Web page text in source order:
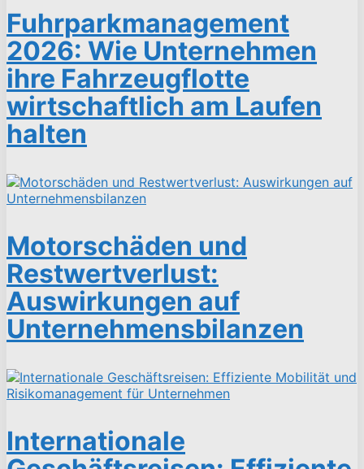
Fuhrparkmanagement
2026: Wie Unternehmen
ihre Fahrzeugflotte
wirtschaftlich am Laufen
halten
Motorschäden und
Restwertverlust:
Auswirkungen auf
Unternehmensbilanzen
Internationale